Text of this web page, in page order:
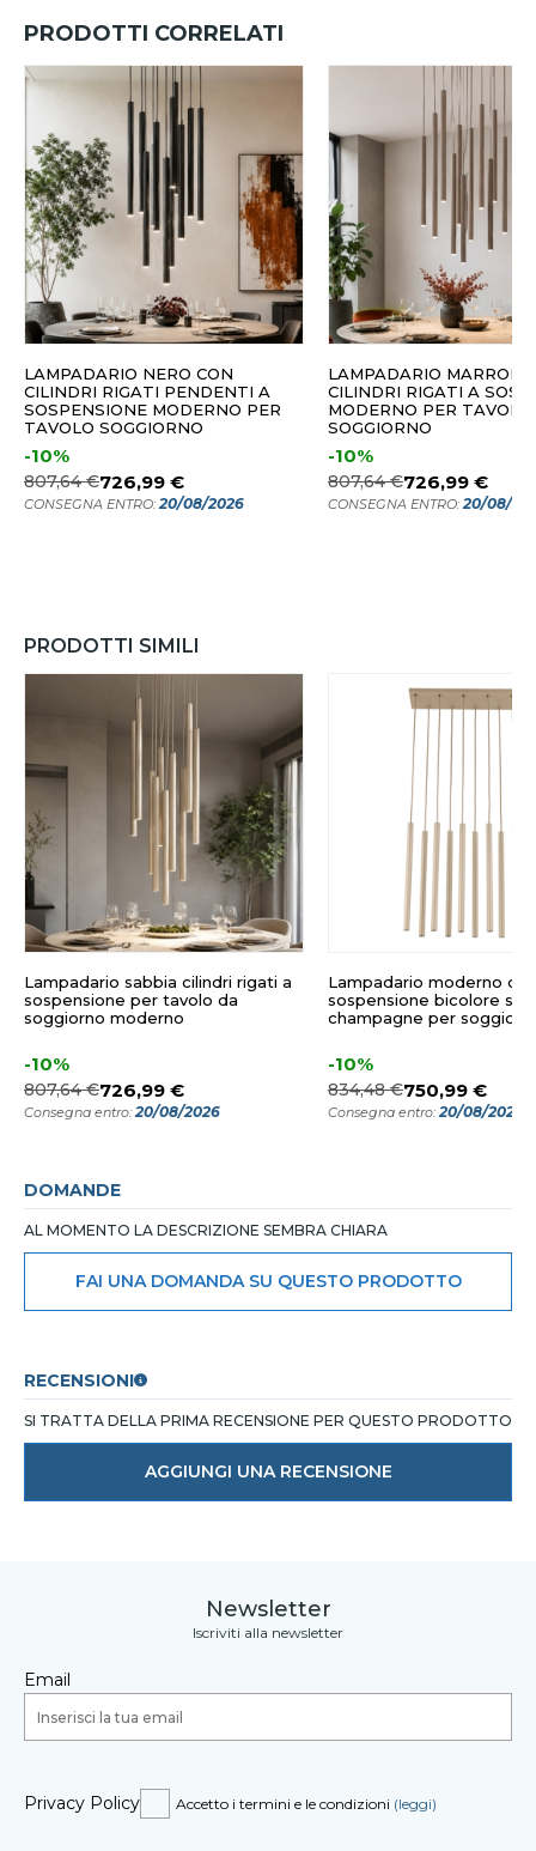
PRODOTTI CORRELATI
LAMPADARIO NERO CON
CILINDRI RIGATI PENDENTI A
SOSPENSIONE MODERNO PER
TAVOLO SOGGIORNO
-10%
807,64 €726,99 €
CONSEGNA ENTRO:20/08/2026
LAMPADARIO MARRONE
CILINDRI RIGATI A
MODERNO PER TAVOLO
SOGGIORNO
-10%
807,64 €726,99 €
CONSEGNA ENTRO:20/08/
PRODOTTI SIMILI
Lampadario sabbia cilindri rigati a
sospensione per tavolo da
soggiorno moderno
-10%
807,64 €726,99 €
Consegna entro:20/08/2026
Lampadario moderno
sospensione bicolore
champagne per
-10%
834,48 €750,99 €
Consegna entro:20/08/2026
DOMANDE
AL MOMENTO LA DESCRIZIONE SEMBRA CHIARA
FAI UNA DOMANDA SU QUESTO PRODOTTO
RECENSIONI
SI TRATTA DELLA PRIMA RECENSIONE PER QUESTO PRODOTTO
AGGIUNGI UNA RECENSIONE
Newsletter
Iscriviti alla newsletter
Email
Privacy Policy Accetto i termini e le condizioni (leggi)